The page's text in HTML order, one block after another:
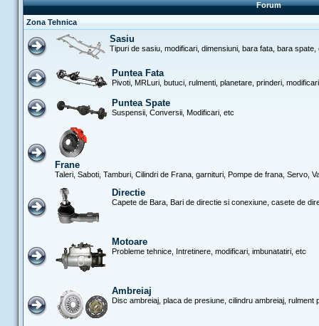
Forum
Zona Tehnica
Sasiu
Tipuri de sasiu, modificari, dimensiuni, bara fata, bara spate,
Puntea Fata
Pivoti, MRLuri, butuci, rulmenti, planetare, prinderi,
Puntea Spate
Suspensii, Conversii, Modificari, etc
Frane
Taleri, Saboti, Tamburi, Cilindri de Frana, garnituri, Pompe de frana, Servo,
Directie
Capete de Bara, Bari de directie si conexiune, casete de
Motoare
Probleme tehnice, Intretinere, modificari, imbunatatiri, etc
Ambreiaj
Disc ambreiaj, placa de presiune, cilindru ambreiaj,